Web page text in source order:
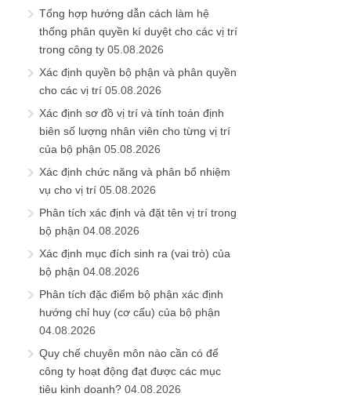
Tổng hợp hướng dẫn cách làm hệ
thống phân quyền kí duyệt cho các vị trí
trong công ty 05.08.2026
Xác định quyền bộ phận và phân quyền
cho các vị trí 05.08.2026
Xác định sơ đồ vị trí và tính toán định
biên số lượng nhân viên cho từng vị trí
của bộ phận 05.08.2026
Xác định chức năng và phân bổ nhiệm
vụ cho vị trí 05.08.2026
Phân tích xác định và đặt tên vị trí trong
bộ phận 04.08.2026
Xác định mục đích sinh ra (vai trò) của
bộ phận 04.08.2026
Phân tích đặc điểm bộ phận xác định
hướng chỉ huy (cơ cấu) của bộ phận
04.08.2026
Quy chế chuyên môn nào cần có để
công ty hoạt động đạt được các mục
tiêu kinh doanh? 04.08.2026